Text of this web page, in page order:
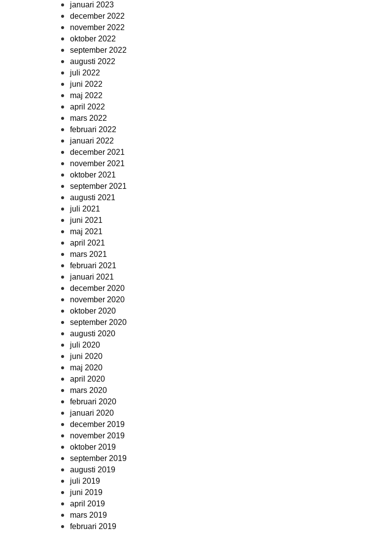
januari 2023
december 2022
november 2022
oktober 2022
september 2022
augusti 2022
juli 2022
juni 2022
maj 2022
april 2022
mars 2022
februari 2022
januari 2022
december 2021
november 2021
oktober 2021
september 2021
augusti 2021
juli 2021
juni 2021
maj 2021
april 2021
mars 2021
februari 2021
januari 2021
december 2020
november 2020
oktober 2020
september 2020
augusti 2020
juli 2020
juni 2020
maj 2020
april 2020
mars 2020
februari 2020
januari 2020
december 2019
november 2019
oktober 2019
september 2019
augusti 2019
juli 2019
juni 2019
april 2019
mars 2019
februari 2019